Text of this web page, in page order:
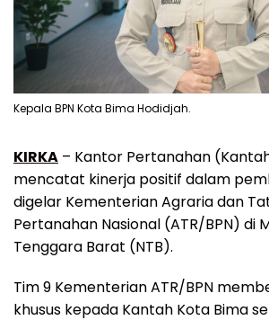
Kepala BPN Kota Bima Hodidjah.
KIRKA – Kantor Pertanahan
mencatat kinerja positif dalam
digelar Kementerian Agraria dan
Pertanahan Nasional (ATR/BPN) di
Tenggara Barat (NTB).
Tim 9 Kementerian ATR/BPN
khusus kepada Kantah Kota Bima